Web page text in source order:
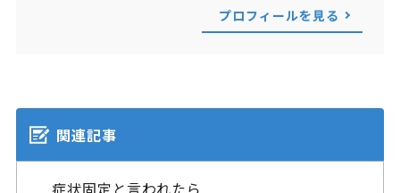
プロフィールを見る
関連記事
症状固定と言われたら